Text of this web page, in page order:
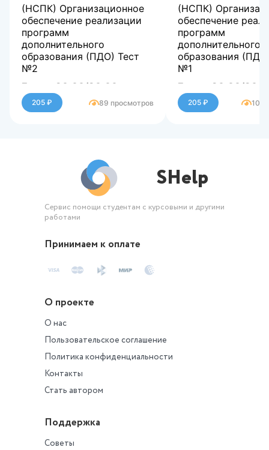
(НСПК) Организационное
обеспечение реализации
программ
дополнительного
образования (ПДО) Тест
№2
Баллы 30,00/30,00
Оценка 100,00 из 100,00
205 ₽ 89 просмотров
(НСПК)
обеспечение
программ
дополнительного
образования
№1
Баллы 30,00/
Оценка 100,00 из
205 ₽ 106
SHelp
Сервис помощи студентам с курсовыми и другими
работами
Принимаем к оплате
О проекте
О нас
Пользовательское соглашение
Политика конфиденциальности
Контакты
Стать автором
Поддержка
Советы